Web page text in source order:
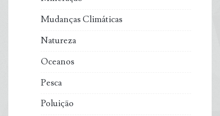
Mudanças Climáticas
Natureza
Oceanos
Pesca
Poluição